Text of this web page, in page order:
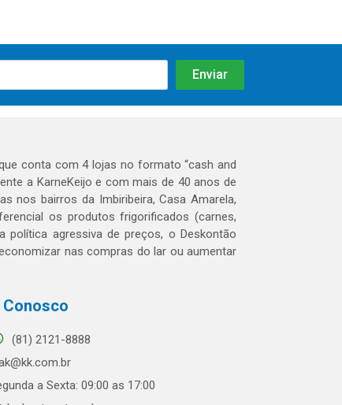
conta com 4 lojas no formato “cash and
a KarneKeijo e com mais de 40 anos de
nos bairros da Imbiribeira, Casa Amarela,
os produtos frigorificados (carnes,
política agressiva de preços, o Deskontão
nas compras do lar ou aumentar
Conosco
(81) 2121-8888
a Sexta: 09:00 as 17:00